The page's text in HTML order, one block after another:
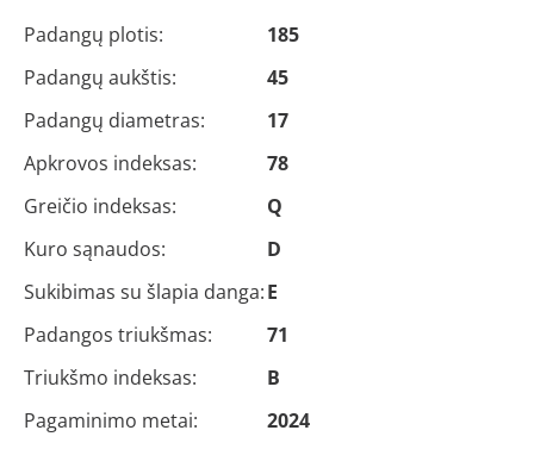
Padangų plotis:
185
Padangų aukštis:
45
Padangų diametras:
17
Apkrovos indeksas:
78
Greičio indeksas:
Q
Kuro sąnaudos:
D
Sukibimas su šlapia danga:E
Padangos triukšmas:
71
Triukšmo indeksas:
B
Pagaminimo metai:
2024